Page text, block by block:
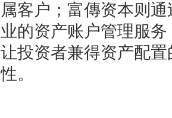
属客户；富傳资本则
业的资产账户管理服
让投资者兼得资产配
性。